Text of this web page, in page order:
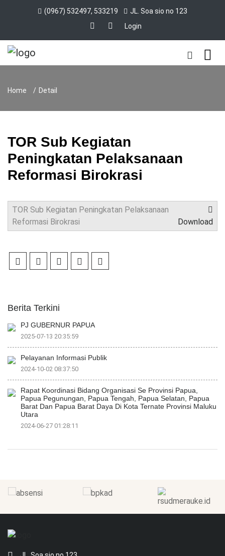
(0967) 532497, 533219
JL. Soa sio no 123
Login
Home Detail
TOR Sub Kegiatan
Peningkatan Pelaksanaan
Reformasi Birokrasi
TOR Sub Kegiatan Peningkatan Pelaksanaan
Reformasi Birokrasi
Download
Berita Terkini
PJ GUBERNUR PAPUA
2025-07-13 20:35:59
Pelayanan Informasi Publik
2024-10-02 08:37:50
Rapat Koordinasi Bidang Organisasi Se Provinsi Papua,
Papua Pegunungan, Papua Tengah, Papua Selatan, Papua
Barat Dan Papua Barat Daya Di Kota Ternate Provinsi Maluku
Utara
2024-06-27 01:28:11